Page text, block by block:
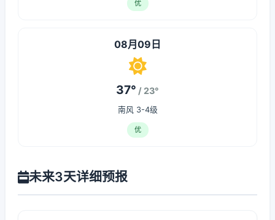
优
08月09日
37° / 23°
南风 3-4级
优
未来3天详细预报